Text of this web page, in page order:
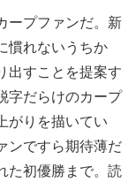
ープファンだ。新
慣れないうちか
出すことを提案す
字だらけのカープ
がりを描いてい
ンですら期待薄だ
た初優勝まで。読